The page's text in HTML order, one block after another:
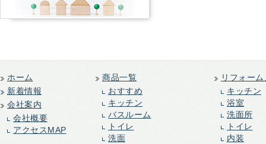
ホーム
新着情報
会社案内
会社概要
アクセスMAP
商品一覧
おすすめ
キッチン
バスルーム
トイレ
洗面
リフォー
キッチン
浴室
洗面所
トイレ
内装